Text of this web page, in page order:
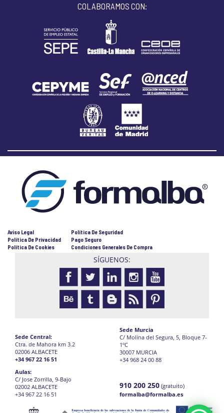
COLABORAMOS CON:
Aviso Legal
Política De Privacidad
Política De Cookies
Política De Seguridad
Pago Seguro
Condiciones Generales De Compra
SÍGUENOS:
Sede Central:
Ctra. de Mahora km 3.2
02006 ALBACETE
+34 967 22 16 51
Aulas:
C/ Jose Zorrilla, 9-Bajo
02002 ALBACETE
+34 967 22 16 51
Sede Murcia
C/ Molina del Segura, 5, Bloque 7-
1ºC
30007 MURCIA
+34 968 24 00 88
910 200 250 (gratuito)
formalba@formalba.es